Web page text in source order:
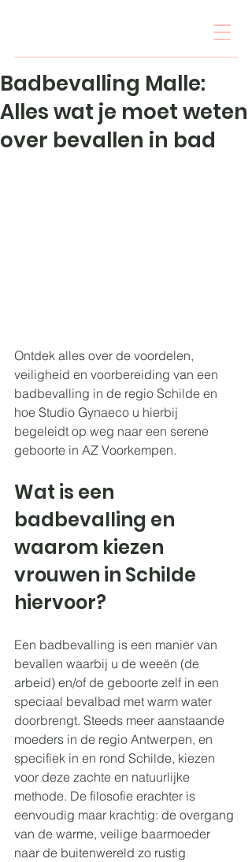
Badbevalling Malle:
Alles wat je moet weten
over bevallen in bad
Ontdek alles over de voordelen,
veiligheid en voorbereiding van een
badbevalling in de regio Schilde en
hoe Studio Gynaeco u hierbij
begeleidt op weg naar een serene
geboorte in AZ Voorkempen.
Wat is een
badbevalling en
waarom kiezen
vrouwen in Schilde
hiervoor?
Een badbevalling is een manier van
bevallen waarbij u de weeën (de
arbeid) en/of de geboorte zelf in een
speciaal bevalbad met warm water
doorbrengt. Steeds meer aanstaande
moeders in de regio Antwerpen, en
specifiek in en rond Schilde, kiezen
voor deze zachte en natuurlijke
methode. De filosofie erachter is
eenvoudig maar krachtig: de overgang
van de warme, veilige baarmoeder
naar de buitenwereld zo rustig